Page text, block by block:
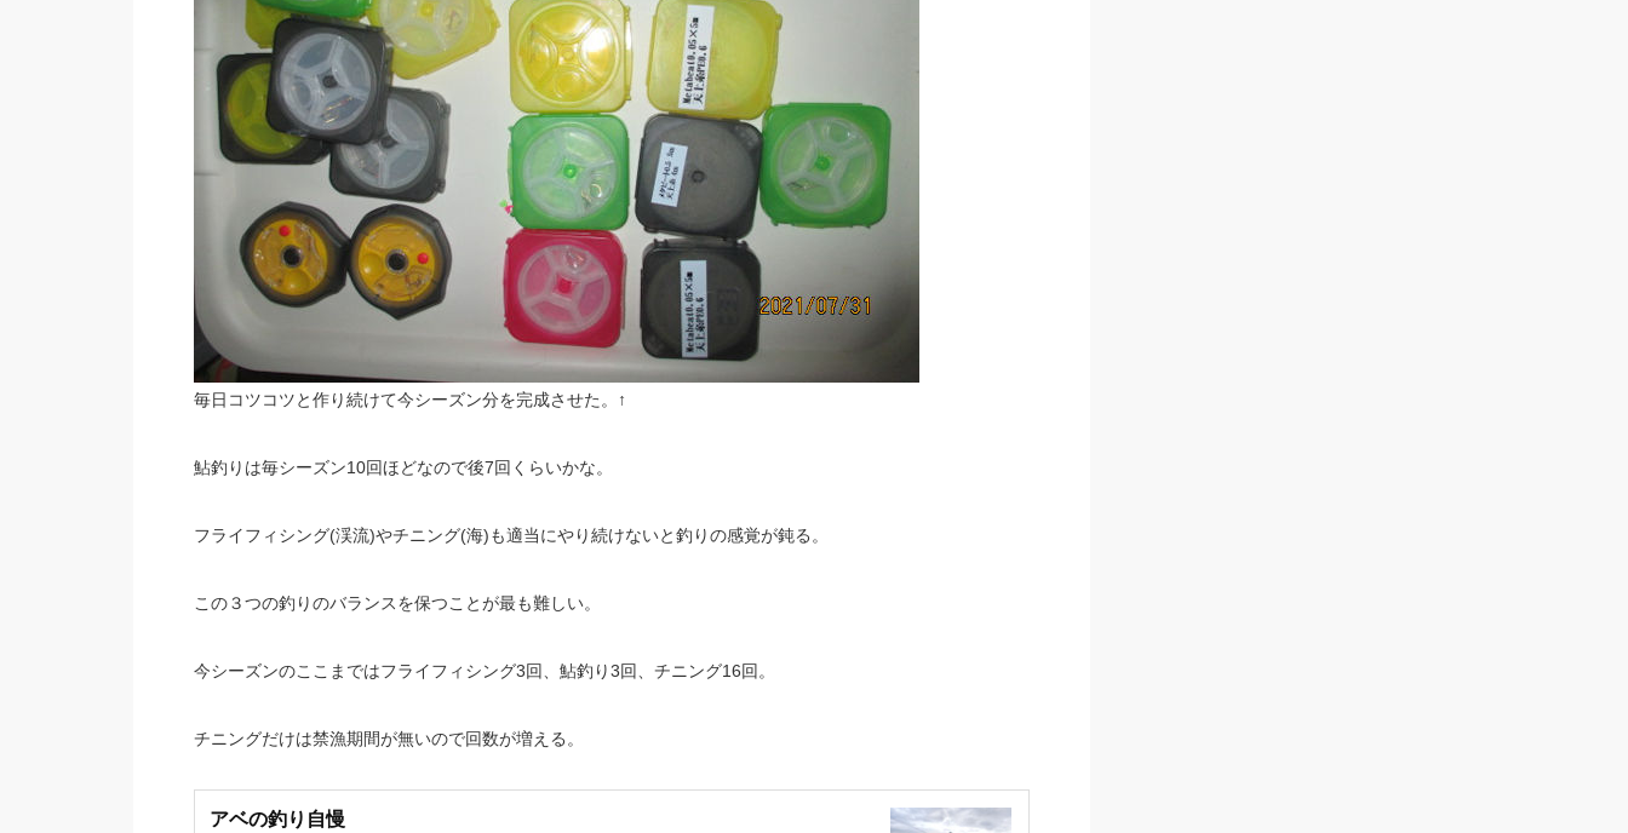
毎日コツコツと作り続けて今シーズン分を完成させた。↑
鮎釣りは毎シーズン10回ほどなので後7回くらいかな。
フライフィシング(渓流)やチニング(海)も適当にやり続けないと釣りの感覚が鈍る。
この３つの釣りのバランスを保つことが最も難しい。
今シーズンのここまではフライフィシング3回、鮎釣り3回、チニング16回。
チニングだけは禁漁期間が無いので回数が増える。
アベの釣り自慢